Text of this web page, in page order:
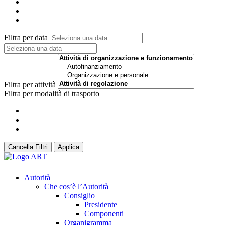
Filtra per data
Filtra per attività
Filtra per modalità di trasporto
Cancella Filtri Applica
Autorità
Che cos’è l’Autorità
Consiglio
Presidente
Componenti
Organigramma